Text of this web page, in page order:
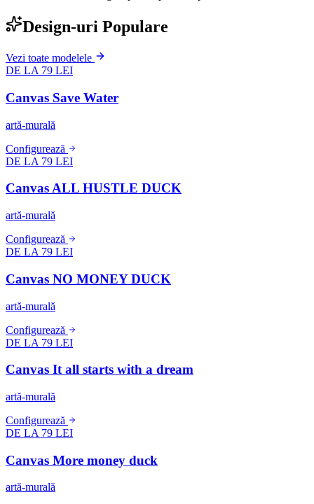
Design-uri Populare
Vezi toate modelele
DE LA 79 LEI
Canvas Save Water
artă-murală
Configurează
DE LA 79 LEI
Canvas ALL HUSTLE DUCK
artă-murală
Configurează
DE LA 79 LEI
Canvas NO MONEY DUCK
artă-murală
Configurează
DE LA 79 LEI
Canvas It all starts with a dream
artă-murală
Configurează
DE LA 79 LEI
Canvas More money duck
artă-murală